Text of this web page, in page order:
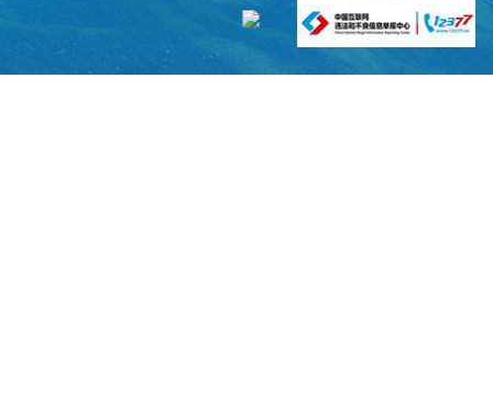
由甘南
中心一同审